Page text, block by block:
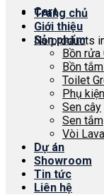
Cart
No products
Trang chủ
Giới thiệu
Sản phẩm
Bồn rửa
Bồn
Toilet
Phụ kiện
Sen cây
Sen tắm
Vòi
Dự án
Showroom
Tin tức
Liên hệ